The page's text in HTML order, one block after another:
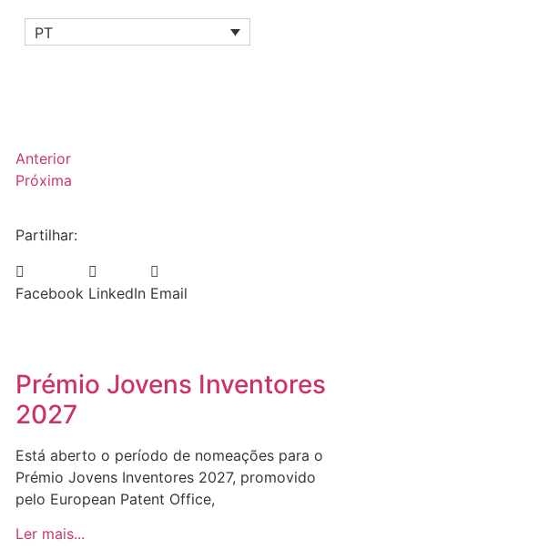
PT
Anterior
Próxima
Partilhar:
Facebook LinkedIn Email
Prémio Jovens Inventores
2027
Está aberto o período de nomeações para o
Prémio Jovens Inventores 2027, promovido
pelo European Patent Office,
Ler mais...